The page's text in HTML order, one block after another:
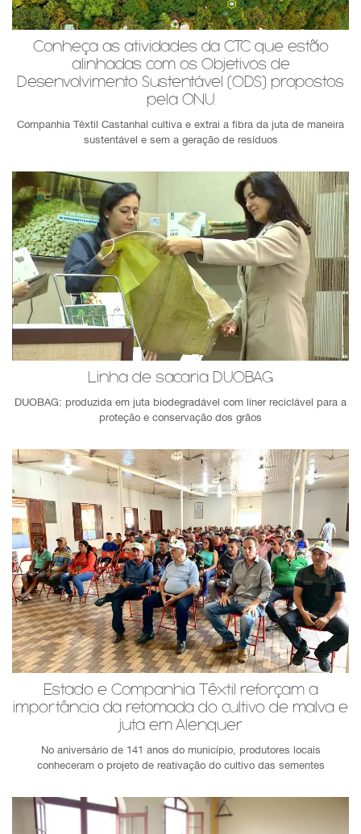
Conheça as atividades da CTC que estão
alinhadas com os Objetivos de
Desenvolvimento Sustentável (ODS) propostos
pela ONU.
Companhia Têxtil Castanhal cultiva e extrai a fibra da juta de maneira
sustentável e sem a geração de resíduos
Linha de sacaria DUOBAG
DUOBAG: produzida em juta biodegradável com liner reciclável para a
proteção e conservação dos grãos
Estado e Companhia Têxtil reforçam a
importância da retomada do cultivo de malva e
juta em Alenquer
No aniversário de 141 anos do município, produtores locais
conheceram o projeto de reativação do cultivo das sementes